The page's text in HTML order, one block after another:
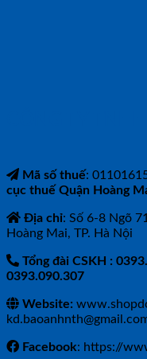
Mã số thuế:
cục thuế Quận Hoàng
Địa chỉ: Số 6-8 Ngõ
Hoàng Mai, TP. Hà Nội
Tổng đài CSKH :
0393.090.307
Website:
Facebook: https://